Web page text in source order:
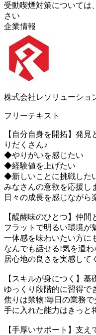
受動喫煙対策については
さい
企業情報
株式会社レソリューショ
フリーテキスト
【自分自身を開拓】発
りだくさん♪
◆やりがいを感じたい
◆経験値を上げたい
◆新しいことに挑戦した
みなさんの意欲を応援し
日々の成長を感じながら
【醍醐味のひとつ】仲
フラットで明るい環境が
一体感を味わいたい方に
なんでも話せる!気を遣
居心地の良さを実感して
【スキルが身につく】
ゆっくり段階的に習得
焦りは禁物!毎日の業務
手に入れた能力はきっ
【手厚いサポート】支